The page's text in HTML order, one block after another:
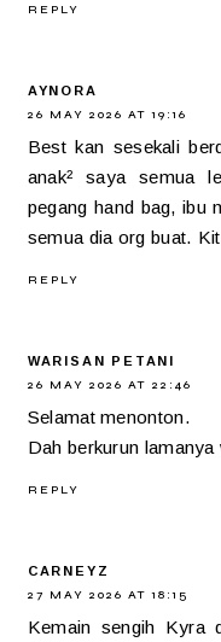
REPLY
AYNORA
26 MAY 2026 AT 19:16
Best kan sesekali
anak² saya semua
pegang hand bag, ibu
semua dia org buat.
REPLY
WARISAN PETANI
26 MAY 2026 AT 22:46
Selamat menonton.
Dah berkurun
REPLY
CARNEYZ
27 MAY 2026 AT 18:15
Kemain sengih Kyra